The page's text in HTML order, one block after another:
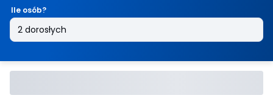
Ile osób?